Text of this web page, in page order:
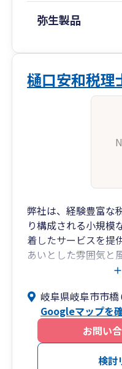
弥生製品
樋口安和税理
弊社は、経験豊富な
り構成される小規模
着したサービスを提
あいとした雰囲気と
のニーズに合わせた
用し、効率的かつ正
アントの財務健全性
ポートします。お客
細やかなアドバイス
で、皆様のビジネス
岐阜県岐阜市市
Googleマップを
お問い
検討